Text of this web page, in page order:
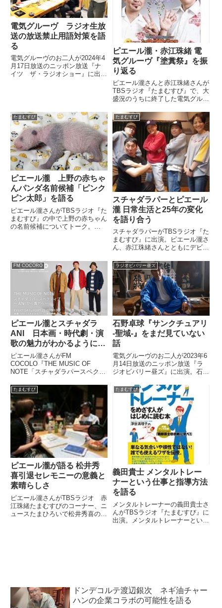
電気グルーヴ ラジオ生放
送の放送禁止用語対策を語
る
電気グルーヴのお二人が2024年4
月17日放送のニッポン放送『ナ
イツ ザ・ラジオショー』に出
ピエール瀧・赤江珠緒 電
気グルーヴ『塗糞祭』を振
り返る
ピエール瀧さんと赤江珠緒さんが
TBSラジオ『たまむすび』で、大
盛況のうちに終了した電気グルー
いて語り合っていました。 （赤
江珠緒）瀧さんね、先週はZepp
東京で塗糞祭。（ピエール瀧）塗
糞祭。はい。（赤江珠緒）お...
たまむすび
ピエール瀧 上野の赤ちゃ
んパンダ名前候補「ピンク
ピン太郎」を語る
ピエール瀧さんがTBSラジオ『た
まむすび』の中で上野の赤ちゃん
の名前候補についてトーク。
パンダッガイを見ていま、思い出
しま...
たまむすび
スチャダラパーとピエール
瀧 日常生活と25年の変化
を語り合う
スチャダラパーがTBSラジオ『た
まむすび』に出演。ピエール瀧さ
ん、赤江珠緒さんとともにデビュ
きた変化や、日常生活、石野卓球
さんのことなどを話していまし
た。（赤江珠緒）本日のおもしろ
い大人、ゲストはラップグルー
プ...
FM COCORO
ピエール瀧とスチャダラ
ANI 日本画・時代劇・演
歌の魅力がわかるようにな
ってきた話
ピエール瀧さんがFM
COCOLO『THE MUSIC OF
NOTE「スチャダラパースペクテ
演。スチャダラパーANIさん、岡
宗秀吾さんと最近、日本画や時代
劇、演歌の魅力がわかるようにな
ってきたという話をしていまし
た。
ラジオビバリー昼ズ
石野卓球『サンクチュアリ
-聖域-』をまだ見ていない
話
電気グルーヴのお二人が2023年6
月14日放送のニッポン放送『ラ
ジオビバリー昼ズ』に出演。石野
Netflixドラマ『サンクチュアリ -
聖域-』をまだ見ていないと話し
ていました。
たまむすび
ピエール瀧が語る 松井秀
喜引退セレモニーの意義と
素晴らしさ
ピエール瀧さんがTBSラジオ 赤
江珠緒たまむすびのコーナー、ニ
ュースたまひろいで松井秀喜の引
たまむすび
義田貴士 メンタルトレー
ナーという仕事と指導方法
を語る
メンタルトレーナーの義田貴士さ
んがTBSラジオ『たまむすび』に
出演。メンタルトレーナーという
ドンデコルテ渡辺銀次 ネギ油チャー
ハンの企業コラボの可能性を語る